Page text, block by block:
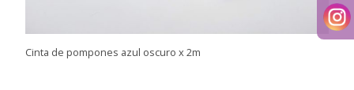
Cinta de pompones azul oscuro x 2m